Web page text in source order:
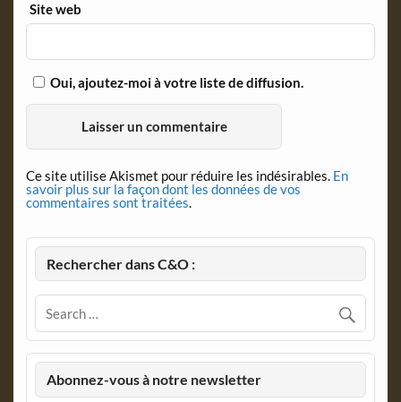
Site web
Oui, ajoutez-moi à votre liste de diffusion.
Ce site utilise Akismet pour réduire les indésirables. En
savoir plus sur la façon dont les données de vos
commentaires sont traitées.
Rechercher dans C&O :
Abonnez-vous à notre newsletter